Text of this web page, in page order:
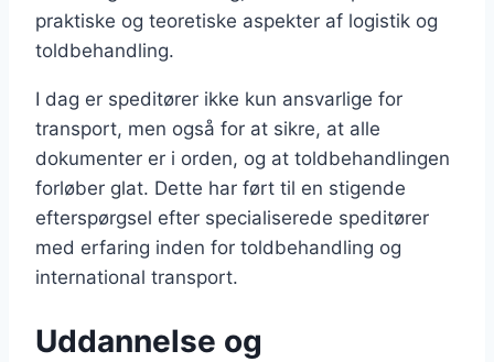
praktiske og teoretiske aspekter af logistik og
toldbehandling.
I dag er speditører ikke kun ansvarlige for
transport, men også for at sikre, at alle
dokumenter er i orden, og at toldbehandlingen
forløber glat. Dette har ført til en stigende
efterspørgsel efter specialiserede speditører
med erfaring inden for toldbehandling og
international transport.
Uddannelse og